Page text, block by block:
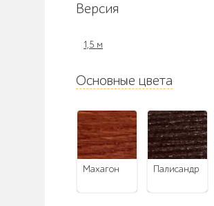
Версия
1,5 м
Основные цвета
махагон палисандр